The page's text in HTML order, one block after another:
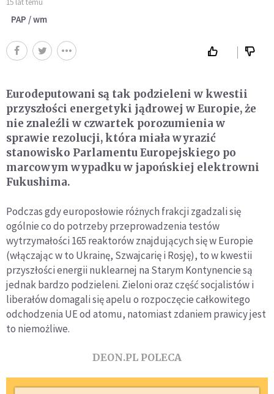
PAP / wm
Eurodeputowani są tak podzieleni w kwestii
przyszłości energetyki jądrowej w Europie, że
nie znaleźli w czwartek porozumienia w
sprawie rezolucji, która miała wyrazić
stanowisko Parlamentu Europejskiego po
marcowym wypadku w japońskiej elektrowni
Fukushima.
Podczas gdy europosłowie różnych frakcji zgadzali się
ogólnie co do potrzeby przeprowadzenia testów
wytrzymałości 165 reaktorów znajdujących się w Europie
(włączając w to Ukrainę, Szwajcarię i Rosję), to w kwestii
przyszłości energii nuklearnej na Starym Kontynencie są
jednak bardzo podzieleni. Zieloni oraz część socjalistów i
liberałów domagali się apelu o rozpoczęcie całkowitego
odchodzenia UE od atomu, natomiast zdaniem prawicy jest
to niemożliwe.
DEON.PL POLECA